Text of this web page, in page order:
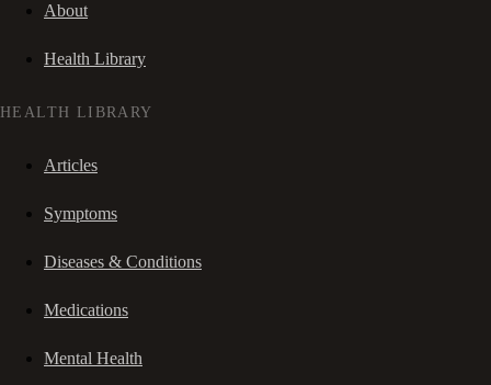
About
Health Library
HEALTH LIBRARY
Articles
Symptoms
Diseases & Conditions
Medications
Mental Health